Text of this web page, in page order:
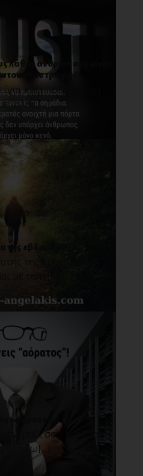
λάθος ανθρώπους είναι
κάτι που όλοι τη
όλοι [...]
της εβδομάδας...
της εβδομάδας,
«αόρατος»!
μαζί σου κάτι που
στη ζω[...]